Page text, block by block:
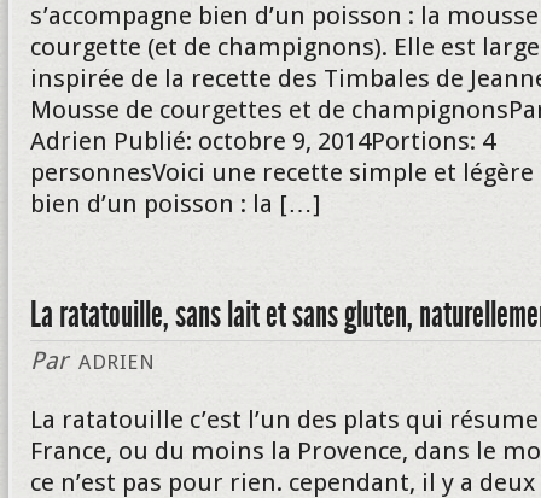
s’accompagne bien d’un poisson : la
courgette (et de champignons). Elle est
inspirée de la recette des Timbales de
Mousse de courgettes et de
Adrien Publié: octobre 9, 2014Portions: 4
personnesVoici une recette simple et légère
bien d’un poisson : la […]
La ratatouille, sans lait et sans gluten,
Par ADRIEN
La ratatouille c’est l’un des plats qui
France, ou du moins la Provence, dans le
ce n’est pas pour rien. cependant, il y a